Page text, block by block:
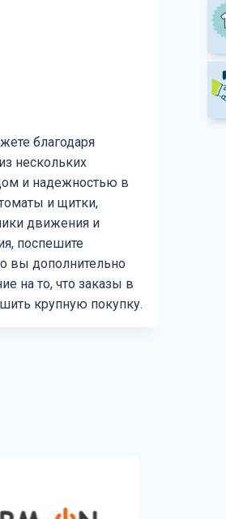
благодаря
нескольких
и надежностью в
и щитки,
движения и
поспешите
вы дополнительно
на то, что заказы в
крупную покупку.